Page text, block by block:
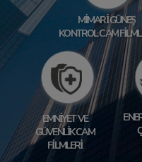
MİMARİ GÜNEŞ
KONTROL CAM
EMNİYET VE
GÜVENLİK CAM
FİLMLERİ